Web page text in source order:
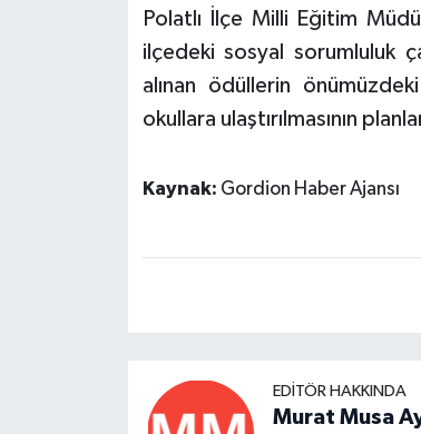
Polatlı İlçe Milli Eğitim
ilçedeki sosyal sorumluluk
alınan ödüllerin
okullara ulaştırılmasının
Kaynak: Gordion Haber Ajansı
EDITÖR HAKKINDA
Murat Musa